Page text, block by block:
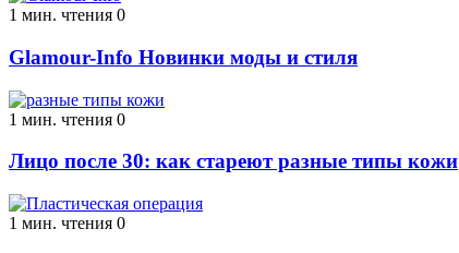
1 мин. чтения 0
Glamour-Info Новинки моды и стиля
1 мин. чтения 0
Лицо после 30: как стареют разные типы кожи
1 мин. чтения 0